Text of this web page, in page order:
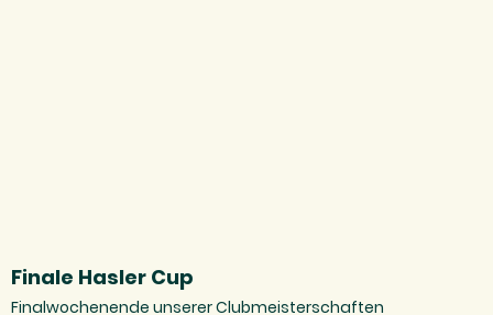
Finale Hasler Cup
Finalwochenende unserer Clubmeisterschaften